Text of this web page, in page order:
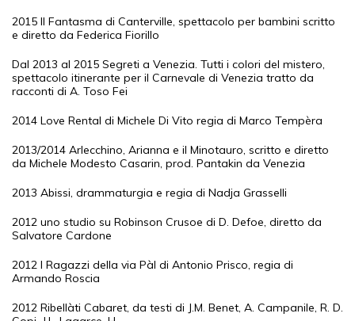
2015 Il Fantasma di Canterville, spettacolo per bambini scritto
e diretto da Federica Fiorillo
Dal 2013 al 2015 Segreti a Venezia. Tutti i colori del mistero,
spettacolo itinerante per il Carnevale di Venezia tratto da
racconti di A. Toso Fei
2014 Love Rental di Michele Di Vito regia di Marco Tempèra
2013/2014 Arlecchino, Arianna e il Minotauro, scritto e diretto
da Michele Modesto Casarin, prod. Pantakin da Venezia
2013 Abissi, drammaturgia e regia di Nadja Grasselli
2012 uno studio su Robinson Crusoe di D. Defoe, diretto da
Salvatore Cardone
2012 I Ragazzi della via Pàl di Antonio Prisco, regia di
Armando Roscia
2012 Ribellàti Cabaret, da testi di J.M. Benet, A. Campanile, R. D.